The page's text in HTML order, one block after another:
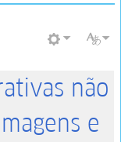
não
e